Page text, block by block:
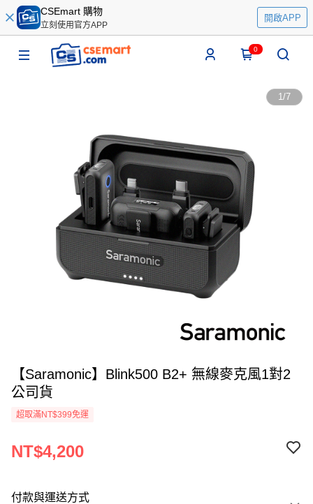
CSEmart 購物
立刻使用官方APP
開啟APP
0
1/7
【Saramonic】Blink500 B2+ 無線麥克風1對2
公司貨
超取滿NT$399免運
NT$4,200
付款與運送方式